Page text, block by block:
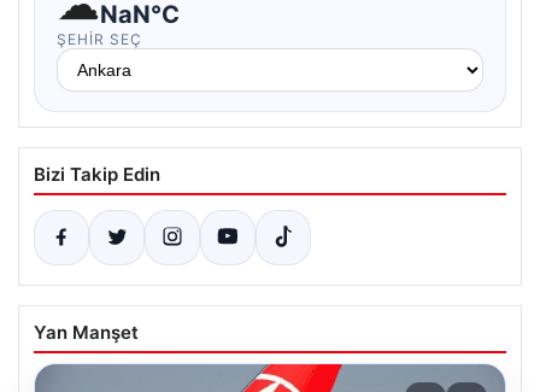
NaN°C
ŞEHIR SEÇ
Bizi Takip Edin
Yan Manşet